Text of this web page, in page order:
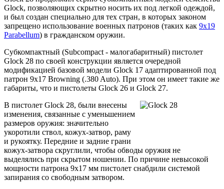
Glock, позволяющих скрытно носить их под легкой одеждой,
и был создан специально для тех стран, в которых законом
запрещено использование военных патронов (таких как 9x19
Parabellum) в гражданском оружии.
Субкомпактный (Subcompact - малогабаритный) пистолет
Glock 28 по своей конструкции является очередной
модификацией базовой модели Glock 17 адаптированной под
патрон 9x17 Browning (.380 Auto). При этом он имеет такие же
габариты, что и пистолеты Glock 26 и Glock 27.
В пистолет Glock 28, были внесены
изменения, связанные с уменьшением
размеров оружия: значительно
укоротили ствол, кожух-затвор, раму
и рукоятку. Передние и задние грани
кожух-затвора скруглили, чтобы обводы оружия не
выделялись при скрытом ношении. По причине невысокой
мощности патрона 9x17 мм пистолет снабдили системой
запирания со свободным затвором.